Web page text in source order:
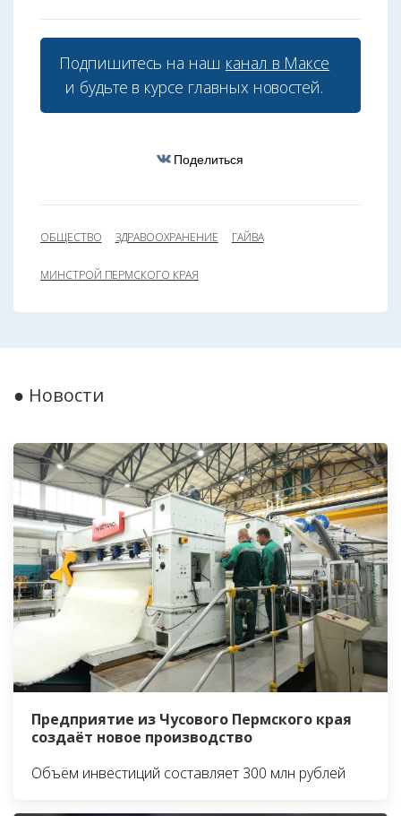
Подпишитесь на наш канал в Максе
и будьте в курсе главных новостей.
Поделиться
ОБЩЕСТВО ЗДРАВООХРАНЕНИЕ ГАЙВА
МИНСТРОЙ ПЕРМСКОГО КРАЯ
● Новости
Предприятие из Чусового Пермского края
создаёт новое производство
Объём инвестиций составляет 300 млн рублей